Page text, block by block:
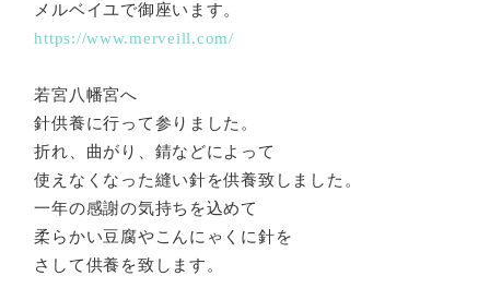
メルベイユで御座います。
https://www.merveill.com/
若宮八幡宮へ
針供養に行って参りました。
折れ、曲がり、錆などによって
使えなくなった縫い針を供養致しました。
一年の感謝の気持ちを込めて
柔らかい豆腐やこんにゃくに針を
さして供養を致します。